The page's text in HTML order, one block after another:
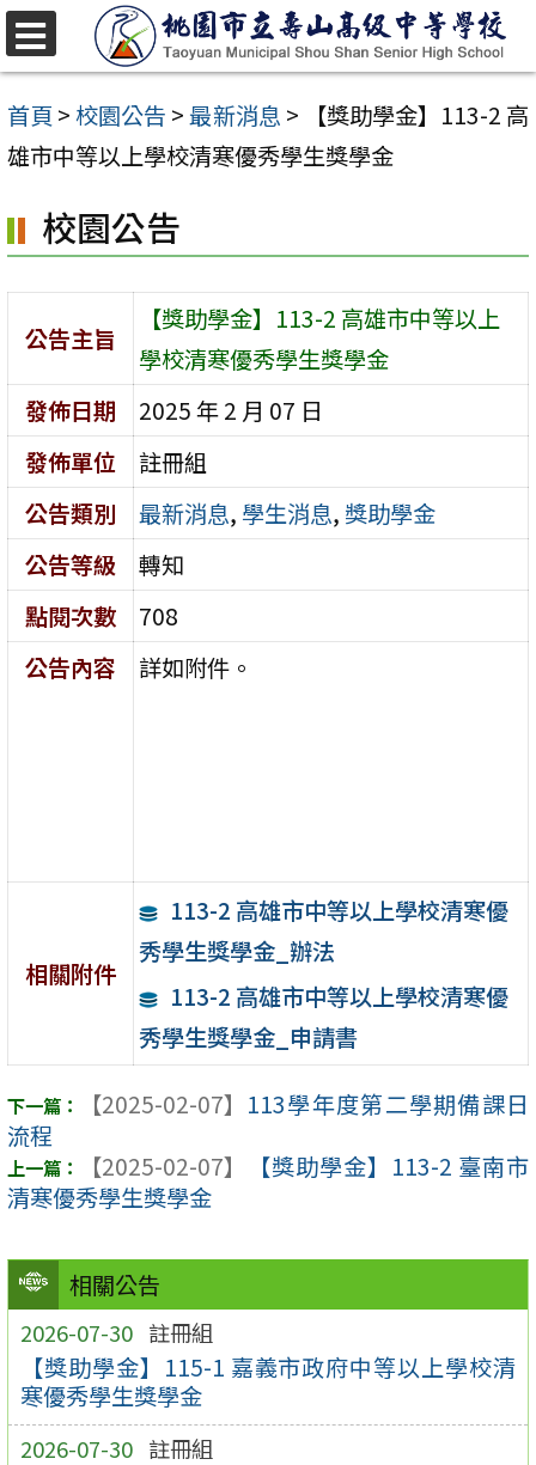
跳
至
主
要
容
區
首頁 >校園公告 >最新消息 >
【獎助學金】113-2 高
雄市中等以上學校清寒優秀學生獎學金
相關公告
2026-07-30 註冊組
【獎助學金】115-1 嘉義市政府中等以上學校清
寒優秀學生獎學金
2026-07-30 註冊組
校園公告
公告主旨
【獎助學金】113-2 高雄市中等以上
學校清寒優秀學生獎學金
發佈日期
2025 年 2 月 07 日
發佈單位
註冊組
公告類別
最新消息, 學生消息, 獎助學金
公告等級
轉知
點閱次數
708
公告內容
詳如附件。
相關附件
113-2 高雄市中等以上學校清寒優
秀學生獎學金_辦法
113-2 高雄市中等以上學校清寒優
秀學生獎學金_申請書
【2025-02-07】 113學年度第二學期備課日
流程
【2025-02-07】
【獎助學金】113-2 臺南市
清寒優秀學生獎學金
選
單